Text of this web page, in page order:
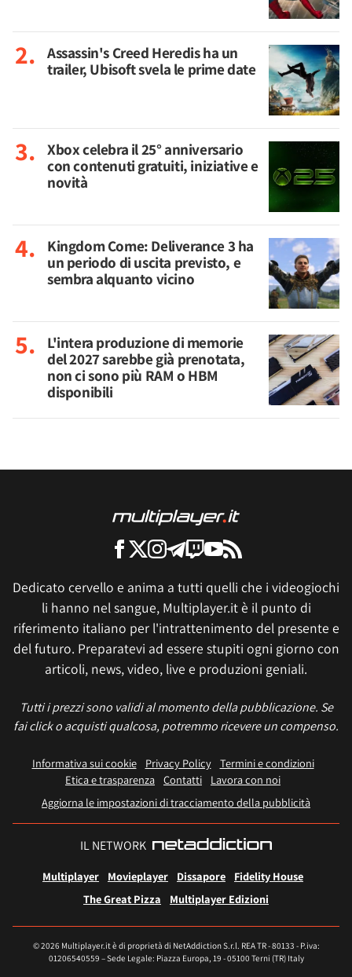
Assassin's Creed Heredis ha un
trailer, Ubisoft svela le prime date
Xbox celebra il 25° anniversario
con contenuti gratuiti, iniziative e
novità
Kingdom Come: Deliverance 3 ha
un periodo di uscita previsto, e
sembra alquanto vicino
L'intera produzione di memorie
del 2027 sarebbe già prenotata,
non ci sono più RAM o HBM
disponibili
Dedicato cervello e anima a tutti quelli che i videogiochi
li hanno nel sangue, Multiplayer.it è il punto di
riferimento italiano per l'intrattenimento del presente e
del futuro. Preparatevi ad essere stupiti ogni giorno con
articoli, news, video, live e produzioni geniali.
Tutti i prezzi sono validi al momento della pubblicazione. Se
fai click o acquisti qualcosa, potremmo ricevere un compenso.
Informativa sui cookie Privacy Policy
Termini e condizioni
Etica e trasparenza Contatti
Lavora con noi
Aggiorna le impostazioni di tracciamento della pubblicità
IL NETWORK
Multiplayer Movieplayer Dissapore
Fidelity House
The Great Pizza
Multiplayer Edizioni
© 2026 Multiplayer.it è di proprietà di NetAddiction S.r.l. REA TR - 80133 - P.iva:
01206540559 – Sede Legale: Piazza Europa, 19 - 05100 Terni (TR) Italy